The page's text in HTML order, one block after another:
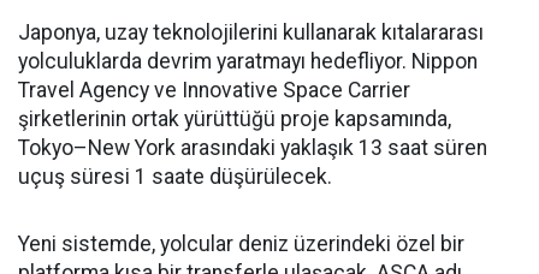
Japonya, uzay teknolojilerini kullanarak kıtalararası
yolculuklarda devrim yaratmayı hedefliyor. Nippon
Travel Agency ve Innovative Space Carrier
şirketlerinin ortak yürüttüğü proje kapsamında,
Tokyo–New York arasındaki yaklaşık 13 saat süren
uçuş süresi 1 saate düşürülecek.
Yeni sistemde, yolcular deniz üzerindeki özel bir